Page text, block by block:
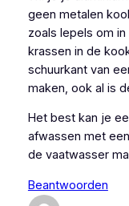
geen metalen
zoals lepels om
krassen in de
schuurkant van
maken, ook al is
Het best kan je
afwassen met
de vaatwasser
Beantwoorden